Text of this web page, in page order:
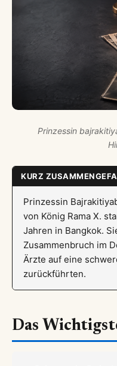
Prinzessin
KURZ
Prinzessin
von König Rama X.
Jahren in Bangkok.
Zusammenbruch im
Ärzte auf eine
zurückführten.
Das